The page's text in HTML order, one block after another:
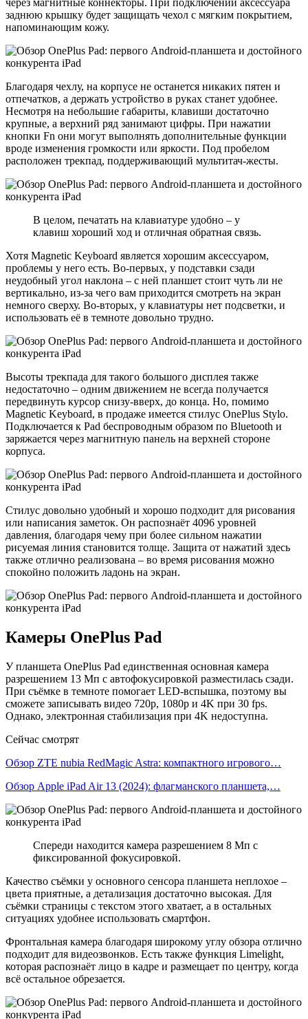
заднюю крышку будет защищать чехол с мягким покрытием,
напоминающим кожу.
Благодаря чехлу, на корпусе не останется никаких пятен и
отпечатков, а держать устройство в руках станет удобнее.
Несмотря на небольшие габариты, клавиши достаточно
крупные, а верхний ряд занимают цифры. При нажатии
кнопки Fn они могут выполнять дополнительные функции
вроде изменения громкости или яркости. Под пробелом
расположен трекпад, поддерживающий мультитач-жесты.
В целом, печатать на клавиатуре удобно – у
клавиш хороший ход и отличная обратная связь.
Хотя Magnetic Keyboard является хорошим аксессуаром,
проблемы у него есть. Во-первых, у подставки сзади
неудобный угол наклона – с ней планшет стоит чуть ли не
вертикально, из-за чего вам приходится смотреть на экран
немного сверху. Во-вторых, у клавиатуры нет подсветки, и
использовать её в темноте довольно трудно.
Высоты трекпада для такого большого дисплея также
недостаточно – одним движением не всегда получается
передвинуть курсор снизу-вверх, до конца. Но, помимо
Magnetic Keyboard, в продаже имеется стилус OnePlus Stylo.
Подключается к Pad беспроводным образом по Bluetooth и
заряжается через магнитную панель на верхней стороне
корпуса.
Стилус довольно удобный и хорошо подходит для рисования
или написания заметок. Он распознаёт 4096 уровней
давления, благодаря чему при более сильном нажатии
рисуемая линия становится толще. Защита от нажатий здесь
также отлично реализована – во время рисования можно
спокойно положить ладонь на экран.
Камеры OnePlus Pad
У планшета OnePlus Pad единственная основная камера
разрешением 13 Мп с автофокусировкой разместилась сзади.
При съёмке в темноте помогает LED-вспышка, поэтому вы
сможете записывать видео 720p, 1080p и 4K при 30 fps.
Однако, электронная стабилизация при 4K недоступна.
Сейчас смотрят
Обзор ZTE nubia RedMagic Astra: компактного игрового…
Обзор Apple iPad Air 13 (2024): флагманского планшета,…
Спереди находится камера разрешением 8 Мп с
фиксированной фокусировкой.
Качество съёмки у основного сенсора планшета неплохое –
цвета приятные, а детализация достаточно высокая. Для
съёмки страницы с текстом этого хватает, а в остальных
ситуациях удобнее использовать смартфон.
Фронтальная камера благодаря широкому углу обзора отлично
подходит для видеозвонков. Есть также функция Limelight,
которая распознаёт лицо в кадре и размещает по центру, когда
всё остальное обрезается.